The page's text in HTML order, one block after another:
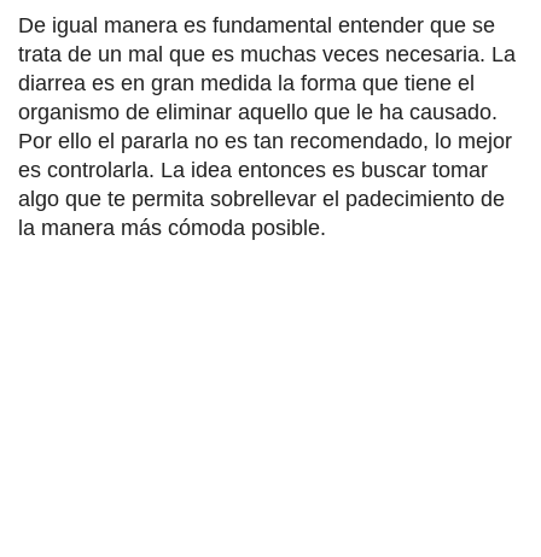
De igual manera es fundamental entender que se
trata de un mal que es muchas veces necesaria. La
diarrea es en gran medida la forma que tiene el
organismo de eliminar aquello que le ha causado.
Por ello el pararla no es tan recomendado, lo mejor
es controlarla. La idea entonces es buscar tomar
algo que te permita sobrellevar el padecimiento de
la manera más cómoda posible.